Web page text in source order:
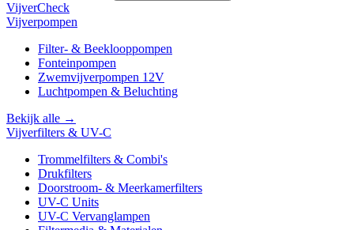
VijverCheck
Vijverpompen
Filter- & Beeklooppompen
Fonteinpompen
Zwemvijverpompen 12V
Luchtpompen & Beluchting
Bekijk alle →
Vijverfilters & UV-C
Trommelfilters & Combi's
Drukfilters
Doorstroom- & Meerkamerfilters
UV-C Units
UV-C Vervanglampen